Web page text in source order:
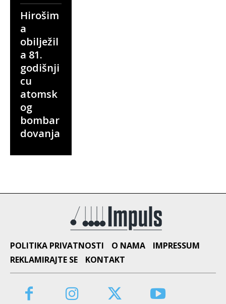
Hirošim
a
obilježil
a 81.
godišnji
cu
atomsk
og
bombar
dovanja
POLITIKA PRIVATNOSTI O NAMA
IMPRESSUM
REKLAMIRAJTE SE
KONTAKT